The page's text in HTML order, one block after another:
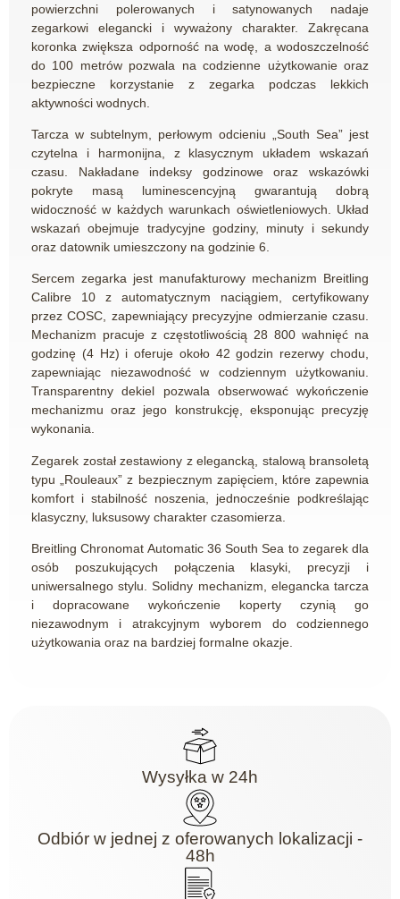
powierzchni polerowanych i satynowanych nadaje
zegarkowi elegancki i wyważony charakter. Zakręcana
koronka zwiększa odporność na wodę, a wodoszczelność
do 100 metrów pozwala na codzienne użytkowanie oraz
bezpieczne korzystanie z zegarka podczas lekkich
aktywności wodnych.
Tarcza w subtelnym, perłowym odcieniu „South Sea” jest
czytelna i harmonijna, z klasycznym układem wskazań
czasu. Nakładane indeksy godzinowe oraz wskazówki
pokryte masą luminescencyjną gwarantują dobrą
widoczność w każdych warunkach oświetleniowych. Układ
wskazań obejmuje tradycyjne godziny, minuty i sekundy
oraz datownik umieszczony na godzinie 6.
Sercem zegarka jest manufakturowy mechanizm Breitling
Calibre 10 z automatycznym naciągiem, certyfikowany
przez COSC, zapewniający precyzyjne odmierzanie czasu.
Mechanizm pracuje z częstotliwością 28 800 wahnięć na
godzinę (4 Hz) i oferuje około 42 godzin rezerwy chodu,
zapewniając niezawodność w codziennym użytkowaniu.
Transparentny dekiel pozwala obserwować wykończenie
mechanizmu oraz jego konstrukcję, eksponując precyzję
wykonania.
Zegarek został zestawiony z elegancką, stalową bransoletą
typu „Rouleaux” z bezpiecznym zapięciem, które zapewnia
komfort i stabilność noszenia, jednocześnie podkreślając
klasyczny, luksusowy charakter czasomierza.
Breitling Chronomat Automatic 36 South Sea to zegarek dla
osób poszukujących połączenia klasyki, precyzji i
uniwersalnego stylu. Solidny mechanizm, elegancka tarcza
i dopracowane wykończenie koperty czynią go
niezawodnym i atrakcyjnym wyborem do codziennego
użytkowania oraz na bardziej formalne okazje.
Wysyłka w 24h
Odbiór w jednej z oferowanych lokalizacji -
48h